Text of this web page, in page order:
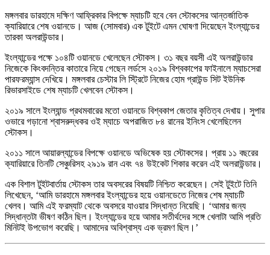
মঙ্গলবার ডারহামে দক্ষিণ আফ্রিকার বিপক্ষে ম্যাচটি হবে বেন স্টোকসের আন্তর্জাতিক
ক্যারিয়ারে শেষ ওয়ানডে। আজ (সোমবার) এক টুইটে এমন ঘোষণা দিয়েছেন ইংল্যান্ডের
তারকা অলরাউন্ডার।
ইংল্যান্ডের পক্ষে ১০৪টি ওয়ানডে খেলেছেন স্টোকস। ৩১ বছর বয়সী এই অলরাউন্ডার
নিজেকে কিংবদন্তির কাতারে নিয়ে গেছেন লর্ডসে ২০১৯ বিশ্বকাপের ফাইনালে ম্যাচসেরা
পারফরম্যান্স দেখিয়ে। মঙ্গলবার চেস্টার লি স্ট্রিটে নিজের হোম গ্রাউন্ড সিট ইউনিক
রিভারসাইডে শেষ ম্যাচটি খেলবেন স্টোকস।
২০১৯ সালে ইংল্যান্ড প্রথমবারের মতো ওয়ানডে বিশ্বকাপ জেতার কৃতিত্ব দেখায়। সুপার
ওভারে গড়ানো শ্বাসরুদ্ধকর ওই ম্যাচে অপরাজিত ৮৪ রানের ইনিংস খেলেছিলেন
স্টোকস।
২০১১ সালে আয়ারল্যান্ডের বিপক্ষে ওয়ানডে অভিষেক হয় স্টোকসের। প্রায় ১১ বছরের
ক্যারিয়ারে তিনটি সেঞ্চুরিসহ ২৯১৯ রান এবং ৭৪ উইকেট শিকার করেন এই অলরাউন্ডার।
এক বিশাল টুইটবার্তায় স্টোকস তার অবসরের বিষয়টি নিশ্চিত করেছেন। সেই টুইটে তিনি
লিখেছেন, ‘আমি ডারহামে মঙ্গলবার ইংল্যান্ডের হয়ে ওয়ানডেতে নিজের শেষ ম্যাচটি
খেলব। আমি এই ফরম্যাট থেকে অবসরে যাওয়ার সিদ্ধান্ত নিয়েছি। ‘আমার জন্য
সিদ্ধান্তটা ভীষণ কঠিন ছিল। ইংল্যান্ডের হয়ে আমার সতীর্থদের সঙ্গে খেলাটা আমি প্রতি
মিনিটই উপভোগ করেছি। আমাদের অবিশ্বাস্য এক ভ্রমণ ছিল।’